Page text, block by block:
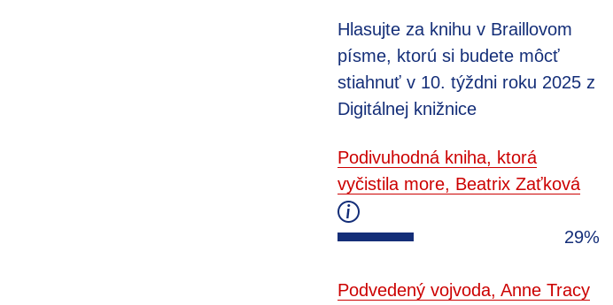
Hlasujte za knihu v Braillovom
písme, ktorú si budete môcť
stiahnuť v 10. týždni roku 2025 z
Digitálnej knižnice
Podivuhodná kniha, ktorá
vyčistila more, Beatrix Zaťková
29%
Podvedený vojvoda, Anne Tracy